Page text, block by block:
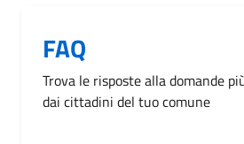
FAQ
Trova le risposte alla domande
dai cittadini del tuo comune